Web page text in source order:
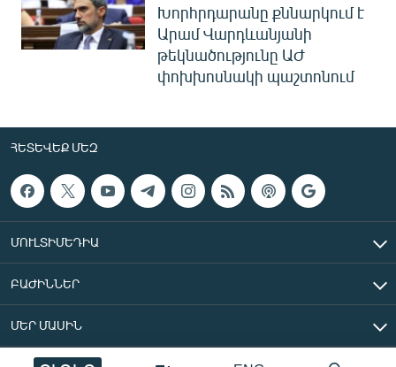
Խորհրդարանը քննարկում է
Արամ Վարդևանյանի
թեկնածությունը ԱԺ
փոխխոսնակի պաշտոնում
ՀԵՏԵՎԵՔ ՄԵԶ
ՄՈՒԼՏԻՄԵԴԻԱ
ԲԱԺԻՆՆԵՐ
ՄԵՐ ՄԱՍԻՆ